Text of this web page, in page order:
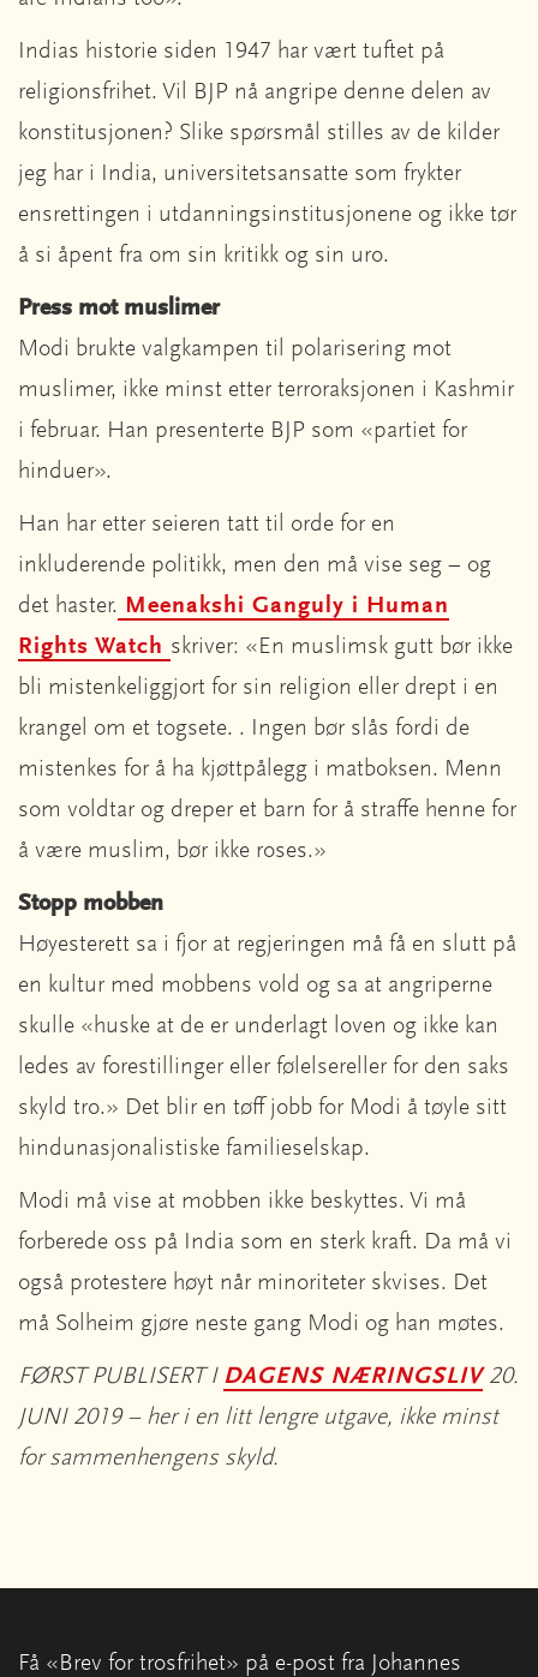
Indias historie siden 1947 har vært tuftet på
religionsfrihet. Vil BJP nå angripe denne delen av
konstitusjonen? Slike spørsmål stilles av de kilder
jeg har i India, universitetsansatte som frykter
ensrettingen i utdanningsinstitusjonene og ikke tør
å si åpent fra om sin kritikk og sin uro.
Press mot muslimer
Modi brukte valgkampen til polarisering mot
muslimer, ikke minst etter terroraksjonen i Kashmir
i februar. Han presenterte BJP som «partiet for
hinduer».
Han har etter seieren tatt til orde for en
inkluderende politikk, men den må vise seg – og
det haster. Meenakshi Ganguly i Human
Rights Watch skriver: «En muslimsk gutt bør ikke
bli mistenkeliggjort for sin religion eller drept i en
krangel om et togsete. . Ingen bør slås fordi de
mistenkes for å ha kjøttpålegg i matboksen. Menn
som voldtar og dreper et barn for å straffe henne for
å være muslim, bør ikke roses.»
Stopp mobben
Høyesterett sa i fjor at regjeringen må få en slutt på
en kultur med mobbens vold og sa at angriperne
skulle «huske at de er underlagt loven og ikke kan
ledes av forestillinger eller følelsereller for den saks
skyld tro.» Det blir en tøff jobb for Modi å tøyle sitt
hindunasjonalistiske familieselskap.
Modi må vise at mobben ikke beskyttes. Vi må
forberede oss på India som en sterk kraft. Da må vi
også protestere høyt når minoriteter skvises. Det
må Solheim gjøre neste gang Modi og han møtes.
FØRST PUBLISERT I DAGENS NÆRINGSLIV20.
JUNI 2019 – her i en litt lengre utgave, ikke minst
for sammenhengens skyld.
Få «Brev for trosfrihet» på e-post fra Johannes